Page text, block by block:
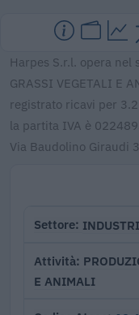
Harpes S.r.l. opera nel
GRASSI VEGETALI E
registrato ricavi per
la partita IVA è
Via Baudolino Giraudi
Settore
Attività
E ANIMALI